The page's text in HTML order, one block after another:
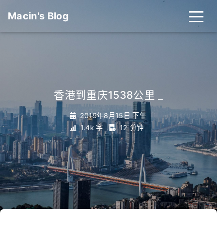
Macin's Blog
香港到重庆1538公里
2019年8月15日 下午
1.4k 字
12 分钟